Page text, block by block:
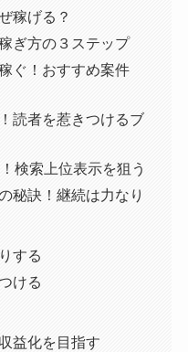
稼げる？
ぎ方の３ステップ
ぐ！おすすめ案件
読者を惹きつけるブ
検索上位表示を狙う
秘訣！継続は力なり
する
ける
益化を目指す